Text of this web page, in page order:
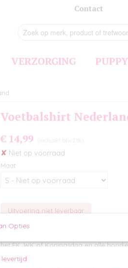
Contact
VERZORGING PUPPY
Voetbalshirt
€ 14,99 (inclusief btw 21%)
✘ Niet op voorraad
Maat
Uitvoering niet leverbaar
Omschrijving
Voetbalshirt Nederland is het perfecte
het EK, WK of Koningsdag en alle
gemaakt van dunne stof en bevat een
tekst. Met deze outfit is jouw hondje de
Opties